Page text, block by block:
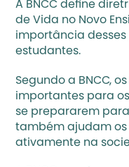
A BNCC define
de Vida no Novo
importância
estudantes.
Segundo a BNCC,
importantes para
se prepararem
também ajudam
ativamente na